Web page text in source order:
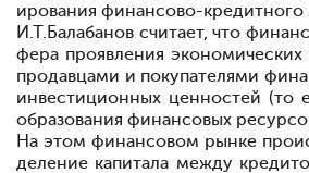
ирования финансово-кредитного
И.Т.Балабанов считает, что
фера проявления
продавцами и покупателями
инвестиционных ценностей (то
образования финансовых
На этом финансовом рынке
деление капитала между